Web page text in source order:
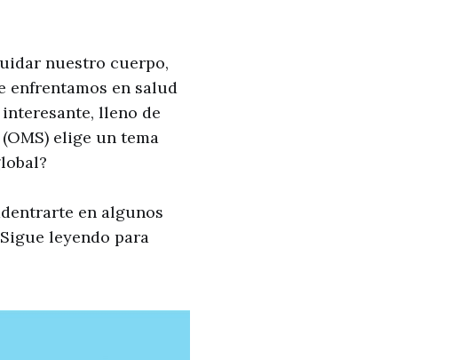
nuestro cuerpo,
enfrentamos en salud
lleno de
elige un tema
en algunos
leyendo para